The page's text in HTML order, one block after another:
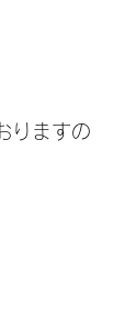
りますの